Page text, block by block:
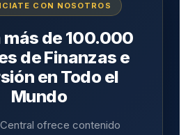
CON NOSOTROS
más de 100.000
de Finanzas e
en Todo el
Mundo
ofrece contenido